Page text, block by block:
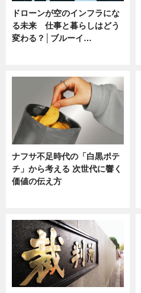
ドローンが空のインフラにな
る未来 仕事と暮らしはどう
変わる？│ブルーイ…
ナフサ不足時代の「白黒ポテ
チ」から考える 次世代に響く
価値の伝え方